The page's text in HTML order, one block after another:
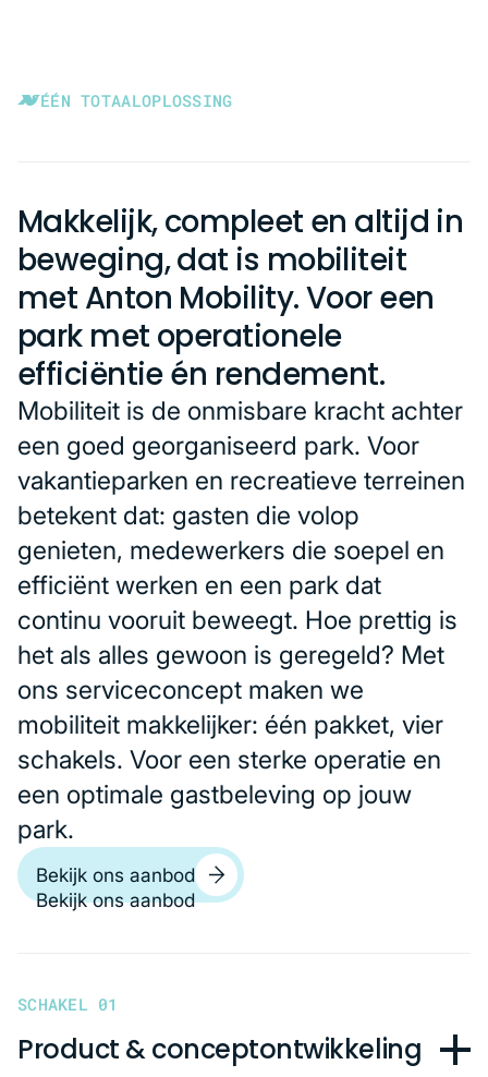
ÉÉN TOTAALOPLOSSING
Makkelijk, compleet en altijd in
beweging, dat is mobiliteit
met Anton Mobility. Voor een
park met operationele
efficiëntie én rendement.
Bekijk ons aanbod
Mobiliteit is de onmisbare kracht achter
een goed georganiseerd park. Voor
vakantieparken en recreatieve terreinen
betekent dat: gasten die volop
genieten, medewerkers die soepel en
efficiënt werken en een park dat
continu vooruit beweegt. Hoe prettig is
het als alles gewoon is geregeld? Met
ons serviceconcept maken we
mobiliteit makkelijker: één pakket, vier
schakels. Voor een sterke operatie en
een optimale gastbeleving op jouw
park.
SCHAKEL 01
Product & conceptontwikkeling